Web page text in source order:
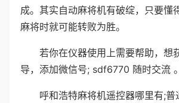
成。其实自动麻将机有破绽，只要懂
麻将时就可能转败为胜。
若你在仪器使用上需要帮助，想
导，添加微信号; sdf6770 随时交流 。
呼和浩特麻将机遥控器哪里有;